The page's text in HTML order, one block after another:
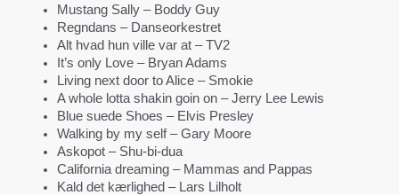
Mustang Sally – Boddy Guy
Regndans – Danseorkestret
Alt hvad hun ville var at – TV2
It’s only Love – Bryan Adams
Living next door to Alice – Smokie
A whole lotta shakin goin on – Jerry Lee Lewis
Blue suede Shoes – Elvis Presley
Walking by my self – Gary Moore
Askopot – Shu-bi-dua
California dreaming – Mammas and Pappas
Kald det kærlighed – Lars Lilholt